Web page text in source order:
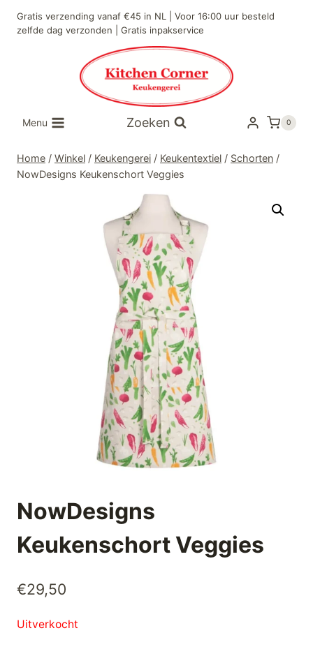
naar
Gratis verzending vanaf €45 in NL | Voor 16:00 uur besteld
zelfde dag verzonden | Gratis inpakservice
Menu Zoeken 0
Home / Winkel / Keukengerei / Keukentextiel / Schorten /
NowDesigns Keukenschort Veggies
NowDesigns
Keukenschort Veggies
€29,50
Uitverkocht